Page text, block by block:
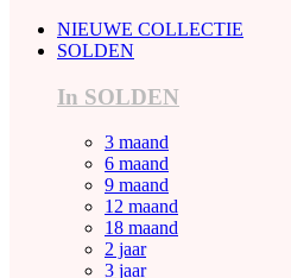
NIEUWE COLLECTIE
SOLDEN
In SOLDEN
3 maand
6 maand
9 maand
12 maand
18 maand
2 jaar
3 jaar